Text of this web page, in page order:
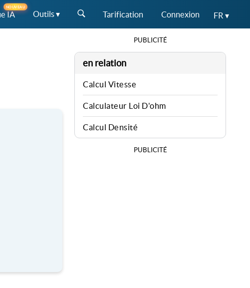
IA
NOUVEAU
Outils ▾ Tarification Connexion FR ▾
PUBLICITÉ
en relation
Calcul Vitesse
Calculateur Loi D'ohm
Calcul Densité
PUBLICITÉ